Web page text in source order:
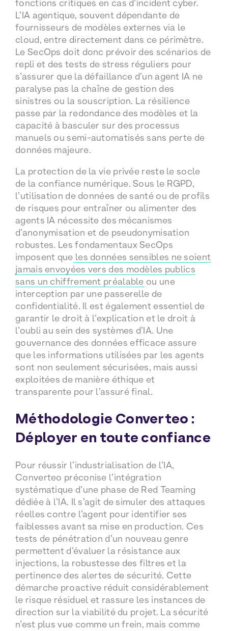
fonctions critiques en cas d’incident cyber.
L’IA agentique, souvent dépendante de
fournisseurs de modèles externes via le
cloud, entre directement dans ce périmètre.
Le SecOps doit donc prévoir des scénarios de
repli et des tests de stress réguliers pour
s’assurer que la défaillance d’un agent IA ne
paralyse pas la chaîne de gestion des
sinistres ou la souscription. La résilience
passe par la redondance des modèles et la
capacité à basculer sur des processus
manuels ou semi-automatisés sans perte de
données majeure.
La protection de la vie privée reste le socle
de la confiance numérique. Sous le RGPD,
l’utilisation de données de santé ou de profils
de risques pour entraîner ou alimenter des
agents IA nécessite des mécanismes
d’anonymisation et de pseudonymisation
robustes. Les fondamentaux SecOps
imposent que les données sensibles ne soient
jamais envoyées vers des modèles publics
sans un chiffrement préalable ou une
interception par une passerelle de
confidentialité. Il est également essentiel de
garantir le droit à l’explication et le droit à
l’oubli au sein des systèmes d’IA. Une
gouvernance des données efficace assure
que les informations utilisées par les agents
sont non seulement sécurisées, mais aussi
exploitées de manière éthique et
transparente pour l’assuré final.
Méthodologie Converteo :
Déployer en toute confiance
Pour réussir l’industrialisation de l’IA,
Converteo préconise l’intégration
systématique d’une phase de Red Teaming
dédiée à l’IA. Il s’agit de simuler des attaques
réelles contre l’agent pour identifier ses
faiblesses avant sa mise en production. Ces
tests de pénétration d’un nouveau genre
permettent d’évaluer la résistance aux
injections, la robustesse des filtres et la
pertinence des alertes de sécurité. Cette
démarche proactive réduit considérablement
le risque résiduel et rassure les instances de
direction sur la viabilité du projet. La sécurité
n’est plus vue comme un frein, mais comme